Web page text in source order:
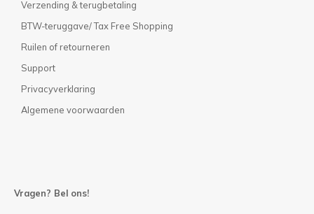
Verzending & terugbetaling
BTW-teruggave/ Tax Free Shopping
Ruilen of retourneren
Support
Privacyverklaring
Algemene voorwaarden
Vragen? Bel ons!